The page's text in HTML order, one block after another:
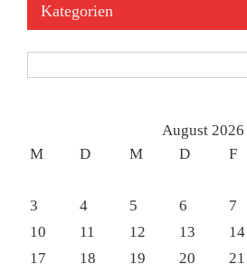
Kategorien
August 2026
M
D M D F
3
4 5 6 7
10
11 12 13 14
17
18 19 20 21